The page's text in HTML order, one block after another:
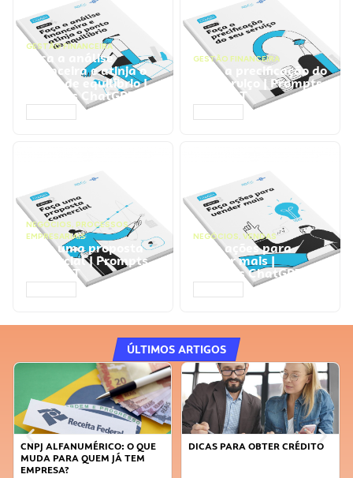
GESTÃO FINANCEIRA
Faça a análise
financeira e atinja o
ponto de equilíbrio |
Prompts ChatGPT
GESTÃO FINANCEIRA
Faça a precificação do
seu serviço | Prompts
ChatGPT
NEGÓCIOS, PROCESSOS
EMPRESARIAIS
Faça uma proposta
comercial | Prompts
ChatGPT
NEGÓCIOS, VENDAS
Faça ações para
vender mais |
Prompts ChatGPT
ÚLTIMOS ARTIGOS
DICAS PARA OBTER CRÉDITO
FAÇA A DIFERENÇA: SEJA